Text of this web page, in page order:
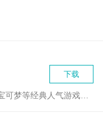
下载
口袋觉醒TV版是一款基于宝可梦等经典人气游戏玩法打造的回合制...